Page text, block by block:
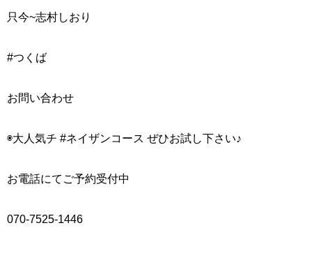
只今~志村しおり
#つくば
お問い合わせ
◉大人気チ #ネイザンコース ぜひお試し下さい♪
お電話にてご予約受付中
070-7525-1446